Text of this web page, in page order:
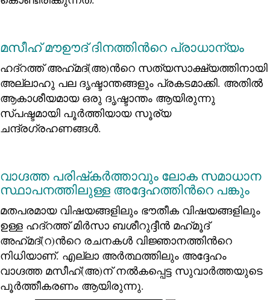
മസീഹ് മൗഊദ് ദിനത്തിന്‍റെ പ്രാധാന്യം
ഹദ്റത്ത് അഹ്‍മദ്(അ)ന്‍റെ സത്യസാക്ഷ്യത്തിനായി
അല്ലാഹു പല ദൃഷ്ടാന്തങ്ങളും പ്രകടമാക്കി. അതിൽ
ആകാശീയമായ ഒരു ദൃഷ്ടാന്തം ആയിരുന്നു
സ്പഷ്ടമായി പൂര്‍ത്തിയായ സൂര്യ
ചന്ദ്രഗ്രഹണങ്ങൾ.
വാഗ്ദത്ത പരിഷ്‌കർത്താവും ലോക സമാധാന
സ്ഥാപനത്തിലുള്ള അദ്ദേഹത്തിന്‍റെ പങ്കും
മതപരമായ വിഷയങ്ങളിലും ഭൗതീക വിഷയങ്ങളിലും
ഉള്ള ഹദ്റത്ത് മിർസാ ബശീറുദ്ദീൻ മഹ്‌മൂദ്
അഹ്‌മദ്(റ)ന്‍റെ രചനകൾ വിജ്ഞാനത്തിന്‍റെ
നിധിയാണ്. എല്ലാ അർത്ഥത്തിലും അദ്ദേഹം
വാഗ്ദത്ത മസീഹ്(അ)ന് നൽകപ്പെട്ട സുവാര്‍ത്തയുടെ
പൂർത്തീകരണം ആയിരുന്നു.